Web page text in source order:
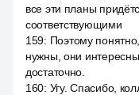
все эти планы
соответствующими
159: Поэтому
нужны, они
достаточно.
160: Угу. Спасибо,